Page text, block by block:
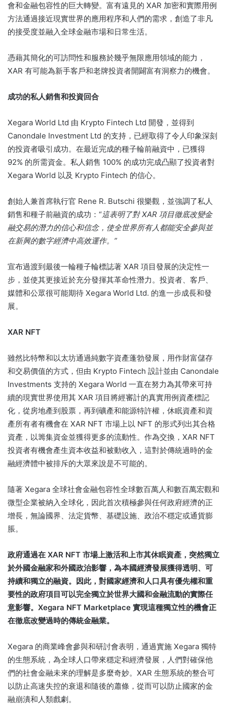
會和金融包容性的巨大轉變。 富有遠見的 XAR 加密和實際用例
方法通過接近現實世界的應用程序和人們的需求，創造了非凡
的接受度並融入全球金融市場和日常生活。
憑藉其簡化的可訪問性和服務於幾乎無限應用領域的能力，
XAR 有可能為新手客戶和老牌投資者開闢富有洞察力的機會。
成功的私人銷售和投資回合
Xegara World Ltd 由 Krypto Fintech Ltd 開發，並得到
Canondale Investment Ltd 的支持，已經取得了令人印象深刻
的投資者吸引成功。 在最近完成的種子輪前融資中，已獲得
92% 的所需資金。 私人銷售 100% 的成功完成凸顯了投資者對
Xegara World 以及 Krypto Fintech 的信心。
創始人兼首席執行官 Rene R. Butschi 很樂觀，並強調了私人
銷售和種子前融資的成功：“這表明了對 XAR 項目徹底改變金
融交易的潛力的信心和信念，使全世界所有人都能安全參與並
在新興的數字經濟中高效運作。”
宣布過渡到最後一輪種子輪標誌著 XAR 項目發展的決定性一
步，並使其更接近於充分發揮其革命性潛力。 投資者、客戶、
媒體和公眾很可能期待 Xegara World Ltd. 的進一步成長和發
展。
XAR NFT
雖然比特幣和以太坊通過純數字資產蓬勃發展，用作財富儲存
和交易價值的方式，但由 Krypto Fintech 設計並由 Canondale
Investments 支持的 Xegara World 一直在努力為其帶來可持
續的現實世界使用其 XAR 項目將經審計的真實用例資產標記
化，從房地產到股票，再到礦產和能源特許權，休眠資產和資
產所有者有機會在 XAR NFT 市場上以 NFT 的形式列出其合格
資產，以籌集資金並獲得更多的流動性。 作為交換，XAR NFT
投資者有機會產生資本收益和被動收入，這對於傳統過時的金
融經濟體中被排斥的大眾來說是不可能的。
隨著 Xegara 全球社會金融包容性全球數百萬人和數百萬宏觀和
微型企業被納入全球化，因此首次積極參與任何政府經濟的正
增長，無論國界、法定貨幣、基礎設施、政治不穩定或通貨膨
脹。
政府通過在 XAR NFT 市場上激活和上市其休眠資產，突然獨立
於外國金融家和外國政治影響，為本國經濟發展獲得透明、可
持續和獨立的融資。
因此，對國家經濟和人口具有優先權和重
要性的政府項目可以完全獨立於世界大國和金融流動的實際任
意影響。 Xegara NFT Marketplace 實現這種獨立性的機會正
在徹底改變過時的傳統金融業。
Xegara 的商業峰會參與和研討會表明，通過實施 Xegara 獨特
的生態系統，為全球人口帶來穩定和經濟發展，人們對確保他
們的社會金融未來的理解是多麼奇妙。 XAR 生態系統的整合可
以防止高速失控的衰退和隨後的蕭條，從而可以防止國家的金
融崩潰和人類戲劇。